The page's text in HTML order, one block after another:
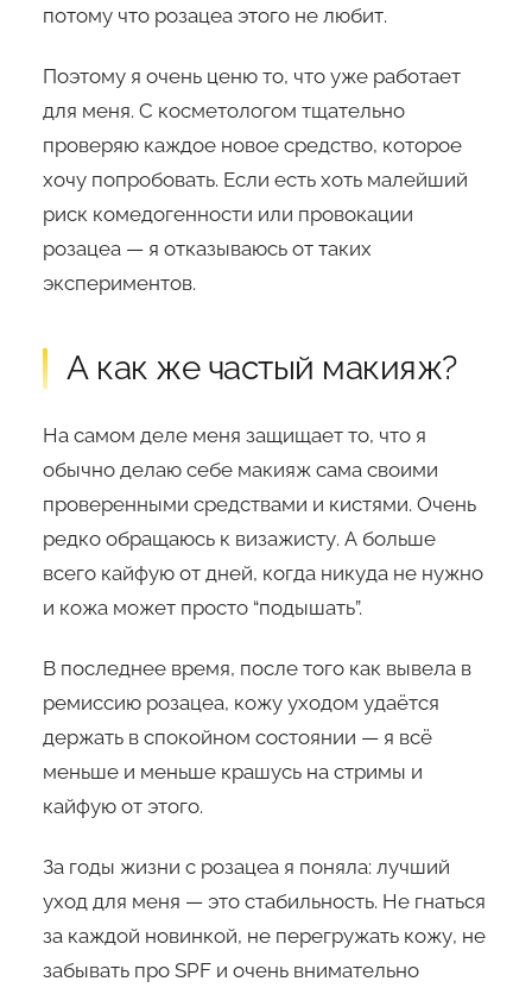
потому что розацеа этого не любит.
Поэтому я очень ценю то, что уже работает
для меня. С косметологом тщательно
проверяю каждое новое средство, которое
хочу попробовать. Если есть хоть малейший
риск комедогенности или провокации
розацеа — я отказываюсь от таких
экспериментов.
А как же частый макияж?
На самом деле меня защищает то, что я
обычно делаю себе макияж сама своими
проверенными средствами и кистями. Очень
редко обращаюсь к визажисту. А больше
всего кайфую от дней, когда никуда не нужно
и кожа может просто “подышать”.
В последнее время, после того как вывела в
ремиссию розацеа, кожу уходом удаётся
держать в спокойном состоянии — я всё
меньше и меньше крашусь на стримы и
кайфую от этого.
За годы жизни с розацеа я поняла: лучший
уход для меня — это стабильность. Не гнаться
за каждой новинкой, не перегружать кожу, не
забывать про SPF и очень внимательно